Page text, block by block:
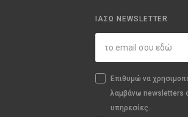
ΙΑΣΩ NEWSLETTER
Επιθυμώ να
λαμβάνω newsletters
υπηρεσίες.